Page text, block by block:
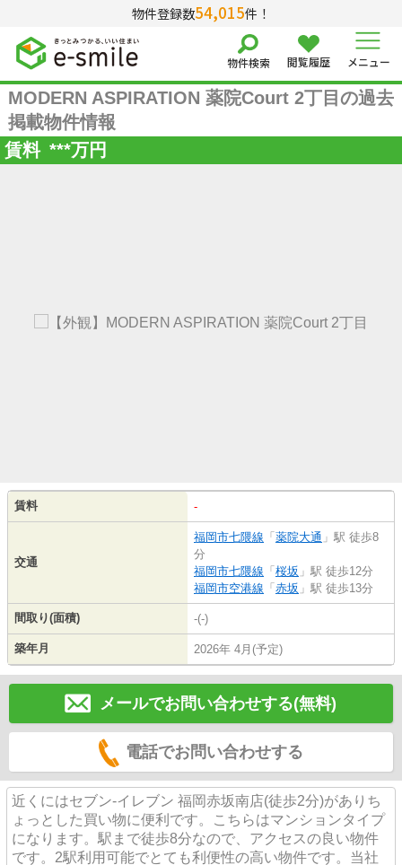
物件登録数54,015件！
物件検索 閲覧履歴 メニュー
MODERN ASPIRATION 薬院Court 2丁目の過去
掲載物件情報
賃料 ***万円
賃料 -
交通
福岡市七隈線 「 薬院大通 」駅 徒歩8
分
福岡市七隈線 「 桜坂 」駅 徒歩12分
福岡市空港線 「 赤坂 」駅 徒歩13分
間取り(面積) -(-)
築年月 2026年 4月(予定)
メールでお問い合わせする(無料)
電話でお問い合わせする
近くにはセブン‐イレブン 福岡赤坂南店(徒歩2分)がありち
ょっとした買い物に便利です。こちらはマンションタイプ
になります。駅まで徒歩8分なので、アクセスの良い物件
です。2駅利用可能でとても利便性の高い物件です。当社